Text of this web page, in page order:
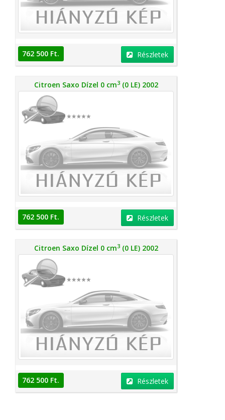
762 500 Ft. Részletek
Citroen Saxo Dízel 0 cm3(0 LE) 2002
762 500 Ft. Részletek
Citroen Saxo Dízel 0 cm3(0 LE) 2002
762 500 Ft. Részletek